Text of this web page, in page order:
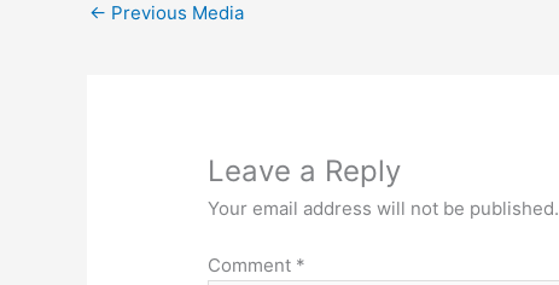
← Previous Media
Leave a Reply
Your email address will not be published.
Comment *